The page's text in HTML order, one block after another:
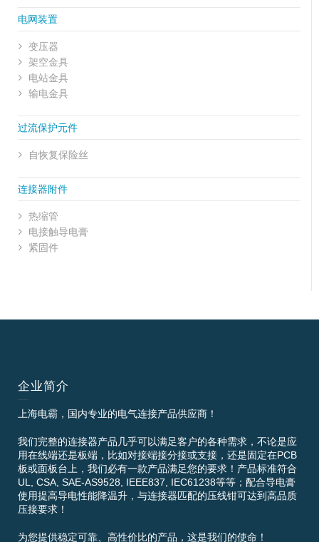
电网装置
变压器
架空金具
电站金具
输电金具
过流保护元件
自恢复保险丝
连接器附件
热缩管
电接触导电膏
紧固件
企业简介
上海电霸，国内专业的电气连接产品供应商！
我们完整的连接器产品几乎可以满足客户的各种需求，不论是应
用在线端还是板端，比如对接端接分接或支接，还是固定在PCB
板或面板台上，我们必有一款产品满足您的要求！产品标准符合
UL, CSA, SAE-AS9528, IEEE837, IEC61238等等；配合导电膏
使用提高导电性能降温升，与连接器匹配的压线钳可达到高品质
压接要求！
为您提供稳定可靠、高性价比的产品，这是我们的使命！